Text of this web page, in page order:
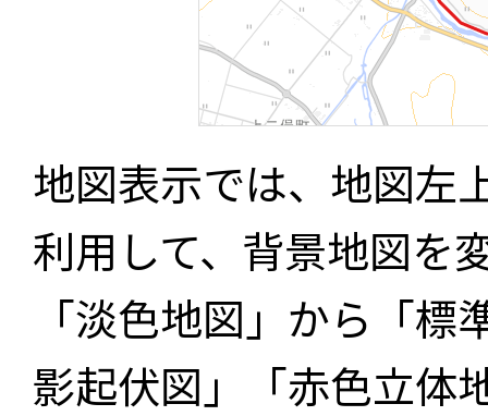
地図表示では、地図左
利用して、背景地図を
「淡色地図」から「
影起伏図」「赤色立体